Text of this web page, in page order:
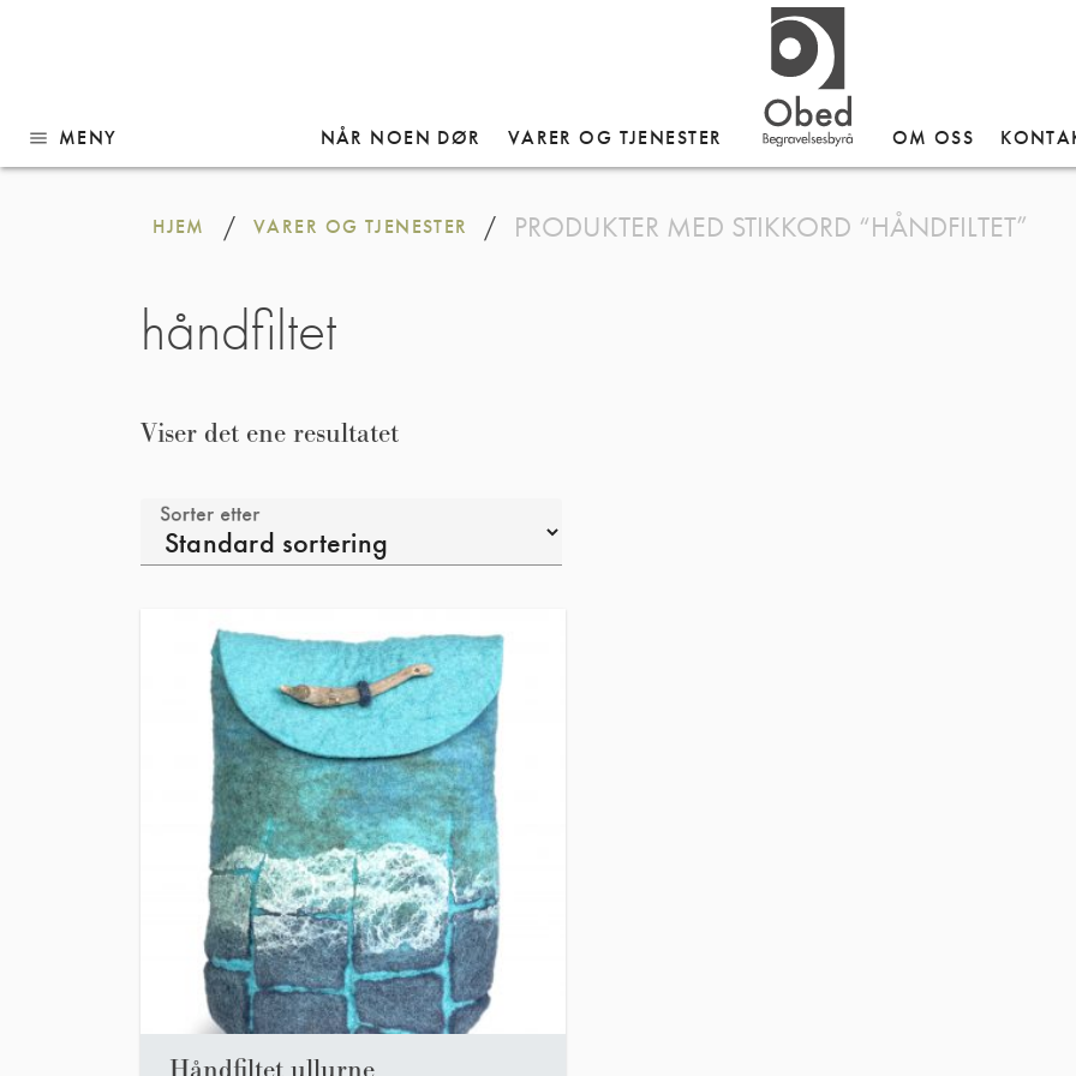
menu MENY NÅR NOEN DØR VARER OG TJENESTER OM OSS
Gå
HJEM / VARER OG TJENESTER / PRODUKTER MED STIKKORD “HÅNDFILTET”
håndfiltet
Viser det ene resultatet
Sorter etter